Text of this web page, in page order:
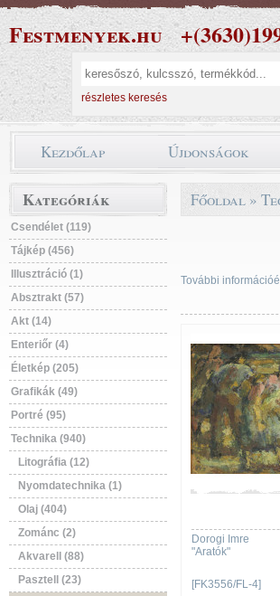
Festmenyek.hu
részletes keresés
Kezdőlap Újdonságok
Kategóriák
Csendélet (119)
Tájkép (456)
Illusztráció (1)
Absztrakt (57)
Akt (14)
Enteriőr (4)
Életkép (205)
Grafikák (49)
Portré (95)
Technika (940)
Litográfia (12)
Nyomdatechnika (1)
Olaj (404)
Zománc (2)
Akvarell (88)
Pasztell (23)
Főoldal »
További
Dorogi Imre
"Aratók"
[FK3556/FL-4]